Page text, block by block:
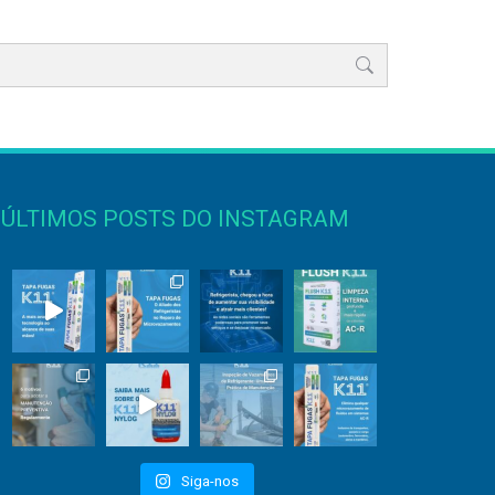
ÚLTIMOS POSTS DO INSTAGRAM
Siga-nos